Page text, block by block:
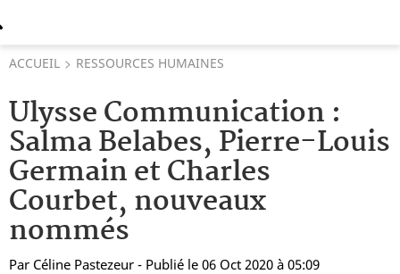
ACCUEIL RESSOURCES HUMAINES
Ulysse Communication :
Salma Belabes, Pierre-Louis
Germain et Charles
Courbet, nouveaux
nommés
Par Céline Pastezeur - Publié le 06 Oct 2020 à 05:09